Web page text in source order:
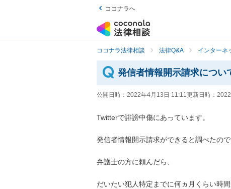
ココナラへ
ココナラ法律相談 法律Q&A インターネ
発信者情報開示請求につい
公開日時： 2022年4月13日 11:11更新日時：
Twitterで誹謗中傷にあっています。
発信者情報開示請求ができると調べたので
弁護士の方に頼んだら、
だいたい犯人特定までに何ヵ月くらい時